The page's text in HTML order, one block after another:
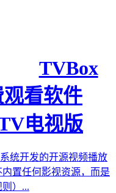
TVBox
看软件
TV电视版
统开发的开源视频播放
置任何影视资源，而是
）...